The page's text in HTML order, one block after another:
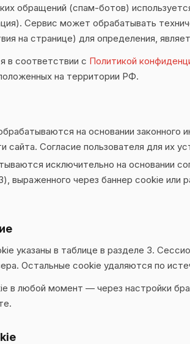
обращений (спам-ботов)
Сервис может обрабатывать
на странице) для определения,
в соответствии с Политикой
на территории РФ.
на основании законного
сайта. Согласие пользователя для их
исключительно на основании
выраженного через баннер cookie или
указаны в таблице в разделе 3.
Остальные cookie удаляются по
в любой момент — через настройки